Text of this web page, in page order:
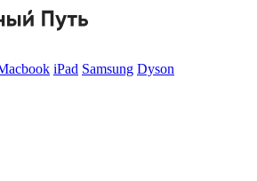
iPad Samsung Dyson